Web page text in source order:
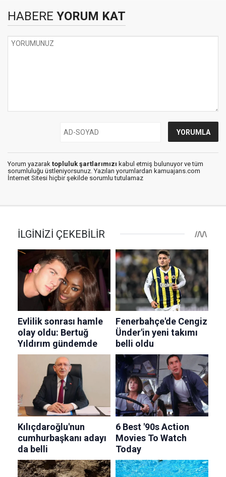
HABERE YORUM KAT
Yorum yazarak topluluk şartlarımızı kabul etmiş bulunuyor ve tüm
sorumluluğu üstleniyorsunuz. Yazılan yorumlardan kamuajans.com
İnternet Sitesi hiçbir şekilde sorumlu tutulamaz